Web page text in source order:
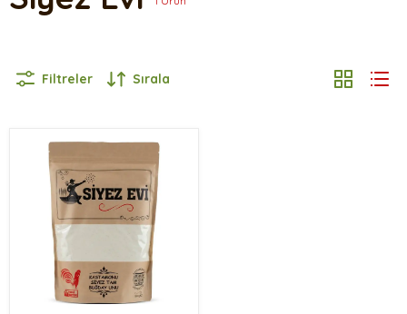
Filtreler Sırala